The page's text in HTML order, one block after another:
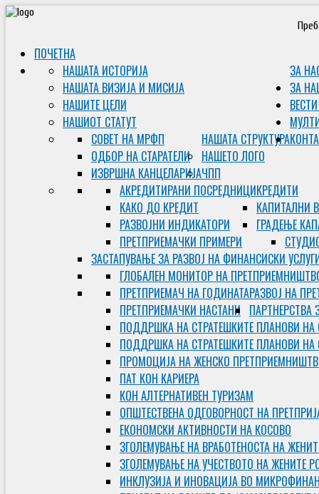
ПОЧЕТНА
ЗА
НАШАТА ИСТОРИЈА
НАШАТА ВИЗИЈА И МИСИЈА
НАШИТЕ ЦЕЛИ
НАШИОТ СТАТУТ
НАШАТА СТРУКТУРА
СОВЕТ НА МРФП
ОДБОР НА СТАРАТЕЛИ
ИЗВРШНА КАНЦЕЛАРИЈА
НАШЕТО ЛОГО
ЧПП
ЗА
КРЕДИТИ
АКРЕДИТИРАНИ ПОСРЕДНИЦИ
КАКО ДО КРЕДИТ
РАЗВОЈНИ ИНДИКАТОРИ
ПРЕТПРИЕМАЧКИ ПРИМЕРИ
КАПИТАЛНИ
ГРАДЕЊЕ
ЗАСТАПУВАЊЕ ЗА РАЗВОЈ НА ФИНАНСИСКИ
ГЛОБАЛЕН МОНИТОР НА
РАЗВОЈ НА
ПРЕТПРИЕМАЧ НА ГОДИНАТА
ПРЕТПРИЕМАЧКИ НАСТАНИ ПАРТНЕРСТВА
ПОДДРШКА НА СТРАТЕШКИТЕ ПЛАНОВИ НА
ПОДДРШКА НА СТРАТЕШКИТЕ ПЛАНОВИ НА
ПРОМОЦИЈА НА ЖЕНСКО
ПАТ КОН КАРИЕРА
КОН АЛТЕРНАТИВЕН ТУРИЗАМ
ОПШТЕСТВЕНА ОДГОВОРНОСТ НА
ЕКОНОМСКИ АКТИВНОСТИ НА КОСОВО
ЗГОЛЕМУВАЊЕ НА ВРАБОТЕНОСТА НА
ЗГОЛЕМУВАЊЕ НА УЧЕСТВОТО НА ЖЕНИТЕ
ИНКЛУЗИЈА И ИНОВАЦИЈА ВО